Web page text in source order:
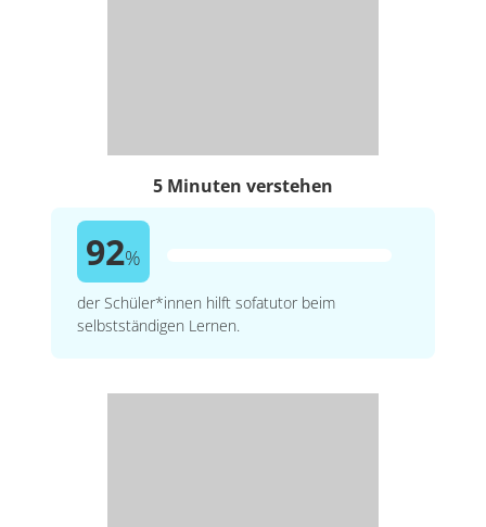
5 Minuten verstehen
92%
der Schüler*innen hilft sofatutor beim
selbstständigen Lernen.